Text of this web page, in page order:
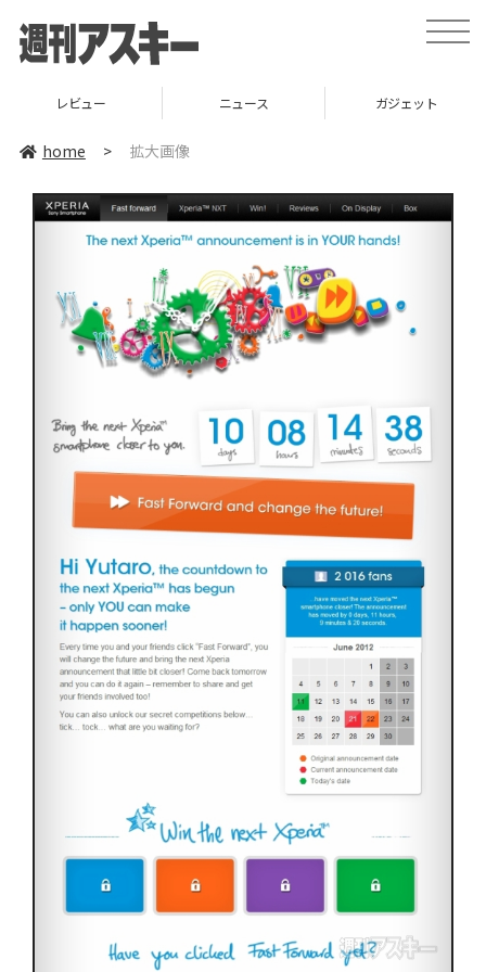
toggle
レビュー ニュース ガジェット
home > 拡大画像